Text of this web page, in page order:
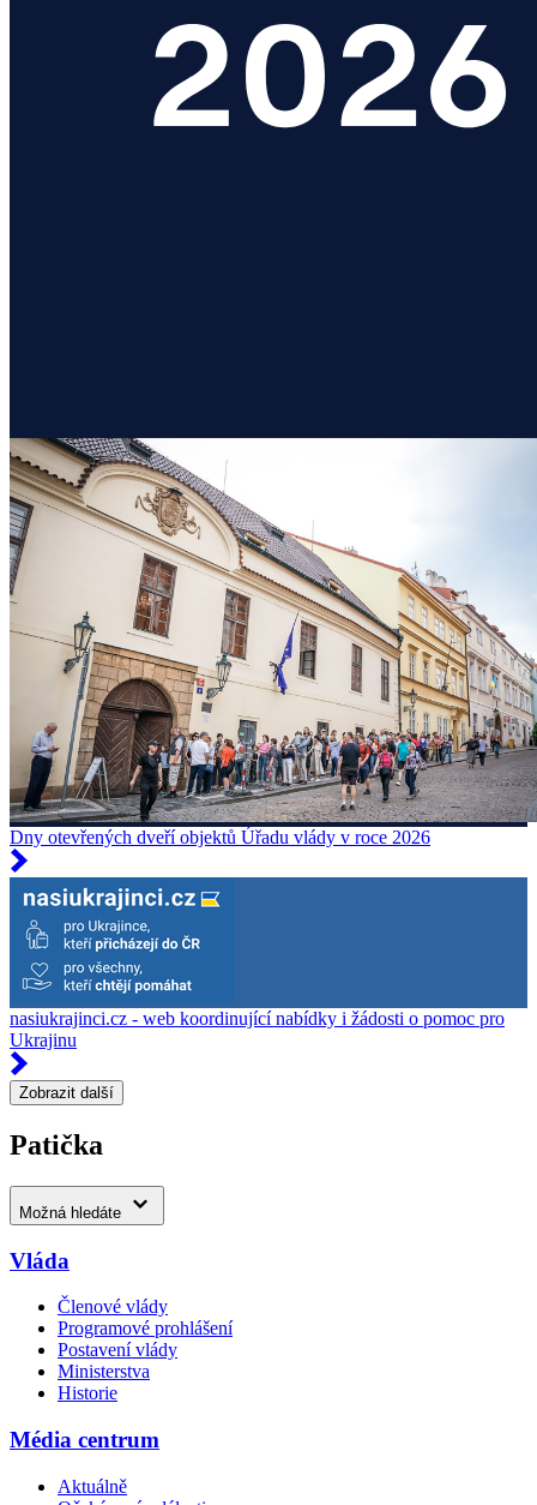
Dny otevřených dveří objektů Úřadu vlády v roce 2026
nasiukrajinci.cz - web koordinující nabídky i žádosti o pomoc pro
Ukrajinu
Zobrazit další
Patička
Možná hledáte
Vláda
Členové vlády
Programové prohlášení
Postavení vlády
Ministerstva
Historie
Média centrum
Aktuálně